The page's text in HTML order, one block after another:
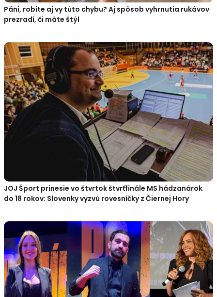
Páni, robíte aj vy túto chybu? Aj spôsob vyhrnutia rukávov
prezradí, či máte štýl
JOJ Šport prinesie vo štvrtok štvrťfinále MS hádzanárok
do 18 rokov: Slovenky vyzvú rovesníčky z Čiernej Hory